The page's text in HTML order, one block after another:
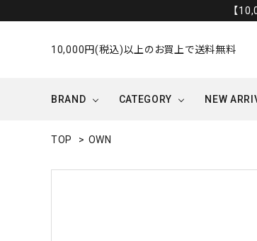
【
10,000円(税込)以上のお買上で送料無料
BRAND CATEGORY NEW
TOP > OWN